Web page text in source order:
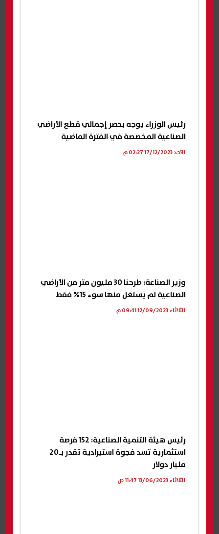
رئيس الوزراء يوجه بحصر إجمالي قطع الأراضي
الصناعية المخصصة في الفترة الماضية
الأحد 17/12/2023 02:27 م
وزير الصناعة: طرحنا 30 مليون متر من الأراضي
الصناعية لم يستغل منها سوء 15% فقط
الثلاثاء 12/09/2023 09:41 م
رئيس هيئة التنمية الصناعية: 152 فرصة
استثمارية تسد فجوة استيرادية تقدر بـ20
مليار دولار
الثلاثاء 13/06/2023 11:47 ص